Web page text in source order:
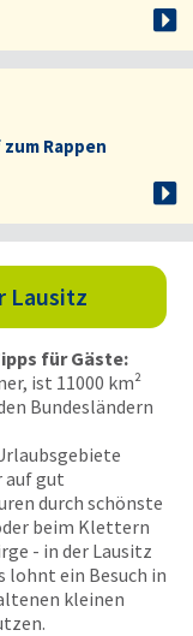
Rappen
Lausitz
für Gäste:
ist 11000 km²
Bundesländern
auf gut
durch schönste
beim Klettern
- in der Lausitz
lohnt ein Besuch in
kleinen